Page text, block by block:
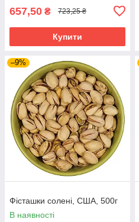
657,50 ₴ 723,25 ₴
Купити
–9%
Фісташки солені, США, 500г
В наявності